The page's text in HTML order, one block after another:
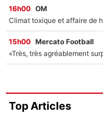
16h00 OM
15h00 Mercato Football
Top Articles